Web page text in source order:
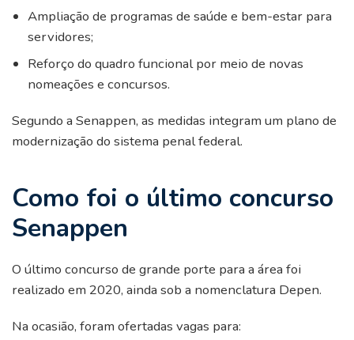
Ampliação de programas de saúde e bem-estar para
servidores;
Reforço do quadro funcional por meio de novas
nomeações e concursos.
Segundo a Senappen, as medidas integram um plano de
modernização do sistema penal federal.
Como foi o último concurso
Senappen
O último concurso de grande porte para a área foi
realizado em 2020, ainda sob a nomenclatura Depen.
Na ocasião, foram ofertadas vagas para: